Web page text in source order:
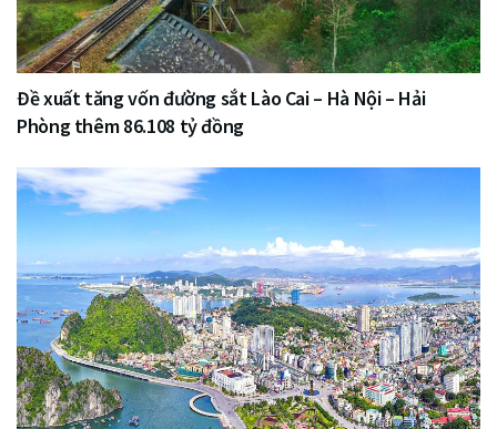
Đề xuất tăng vốn đường sắt Lào Cai – Hà Nội – Hải
Phòng thêm 86.108 tỷ đồng